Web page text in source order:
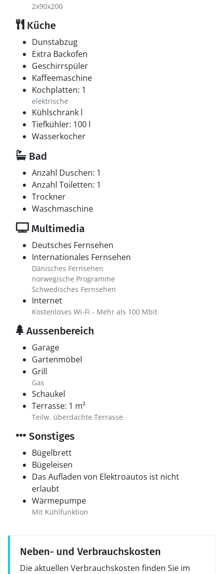
2x90x200
Küche
Dunstabzug
Extra Backofen
Geschirrspüler
Kaffeemaschine
Kochplatten: 1
elektrische
Kühlschrank l
Tiefkühler: 100 l
Wasserkocher
Bad
Anzahl Duschen: 1
Anzahl Toiletten: 1
Trockner
Waschmaschine
Multimedia
Deutsches Fernsehen
Internationales Fernsehen
Dänisches Fernsehen
norwegische Programme
Schwedisches Fernsehen
Internet
Kostenloses Wi-Fi - Mehr als 100 Mbit
Aussenbereich
Garage
Gartenmöbel
Grill
Gas
Schaukel
Terrasse: 1 m²
Teilw. überdachte Terrasse
Sonstiges
Bügelbrett
Bügeleisen
Das Aufladen von Elektroautos ist nicht
erlaubt
Wärmepumpe
Mit Kühlfunktion
Neben- und Verbrauchskosten
Die aktuellen Verbrauchskosten finden Sie im